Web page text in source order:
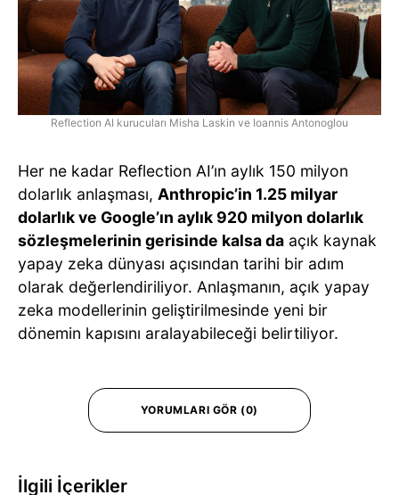
Reflection AI kurucuları Misha Laskin ve Ioannis Antonoglou
Her ne kadar Reflection AI’ın aylık 150 milyon
dolarlık anlaşması, Anthropic’in 1.25 milyar
dolarlık ve Google’ın aylık 920 milyon dolarlık
sözleşmelerinin gerisinde kalsa da açık kaynak
yapay zeka dünyası açısından tarihi bir adım
olarak değerlendiriliyor. Anlaşmanın, açık yapay
zeka modellerinin geliştirilmesinde yeni bir
dönemin kapısını aralayabileceği belirtiliyor.
YORUMLARI GÖR (0)
İlgili İçerikler